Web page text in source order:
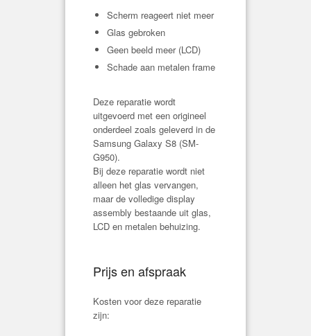
Scherm reageert niet meer
Glas gebroken
Geen beeld meer (LCD)
Schade aan metalen frame
Deze reparatie wordt
uitgevoerd met een origineel
onderdeel zoals geleverd in de
Samsung Galaxy S8 (SM-
G950).
Bij deze reparatie wordt niet
alleen het glas vervangen,
maar de volledige display
assembly bestaande uit glas,
LCD en metalen behuizing.
Prijs en afspraak
Kosten voor deze reparatie
zijn: